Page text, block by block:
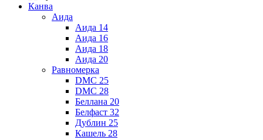
Канва
Аида
Аида 14
Аида 16
Аида 18
Аида 20
Равномерка
DMC 25
DMC 28
Беллана 20
Белфаст 32
Дублин 25
Кашель 28